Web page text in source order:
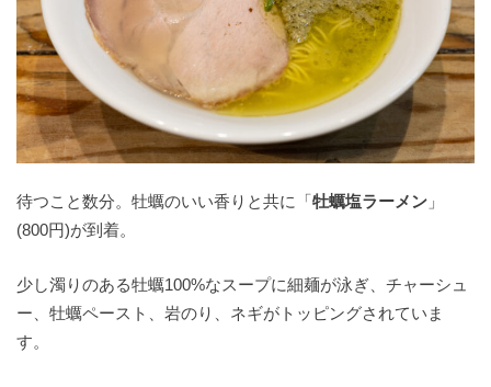
待つこと数分。牡蠣のいい香りと共に「牡蠣塩ラーメン 」
(800円)が到着。
少し濁りのある牡蠣100%なスープに細麺が泳ぎ、チャーシュ
ー、牡蠣ペースト、岩のり、ネギがトッピングされていま
す。